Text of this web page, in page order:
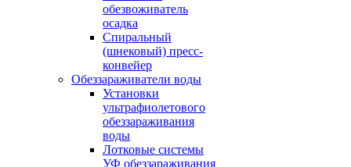
обезвоживатель
осадка
Спиральный
(шнековый) пресс-
конвейер
Обеззараживатели воды
Установки
ультрафиолетового
обеззараживания
воды
Лотковые системы
УФ обеззараживания